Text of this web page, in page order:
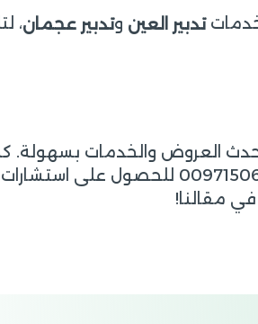
خدماتتدبير العين وتدبير عجمان،
العروض والخدمات بسهولة.
00971506556675 للحصول
مقالنا!